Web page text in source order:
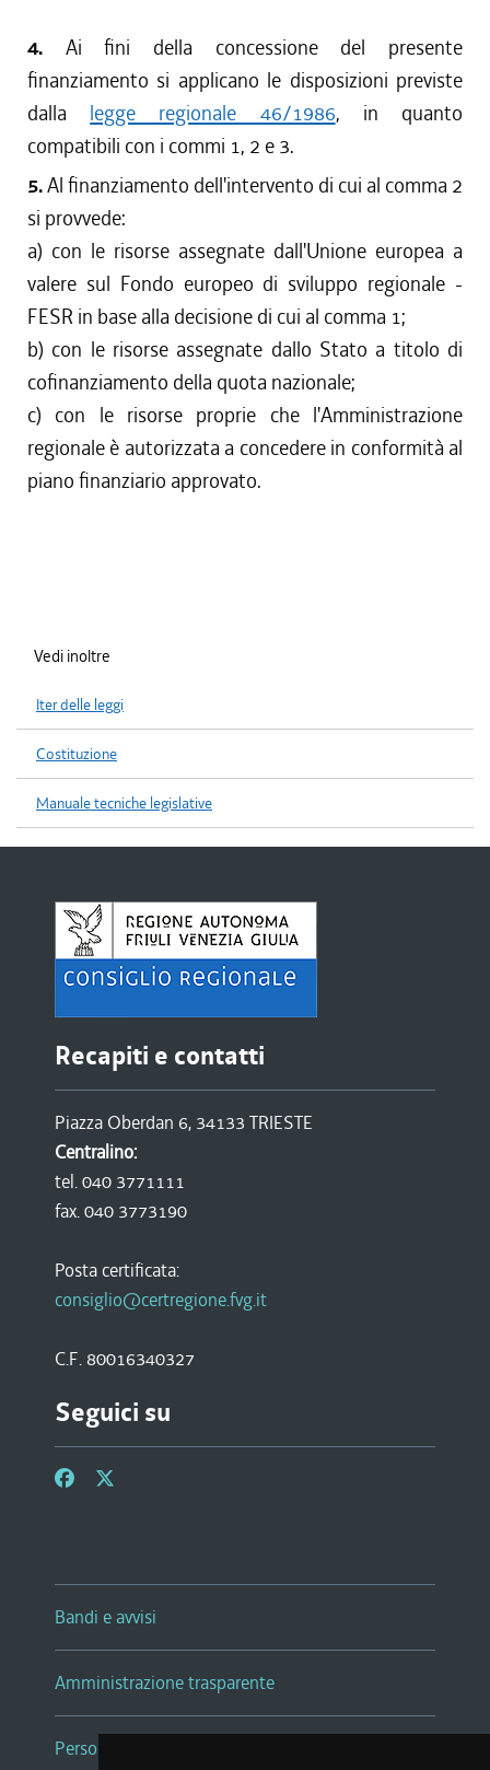
4. Ai fini della concessione del presente
finanziamento si applicano le disposizioni previste
dalla legge regionale 46/1986, in quanto
compatibili con i commi 1, 2 e 3.
5.Al finanziamento dell'intervento di cui al comma 2
si provvede:
a) con le risorse assegnate dall'Unione europea a
valere sul Fondo europeo di sviluppo regionale -
FESR in base alla decisione di cui al comma 1;
b) con le risorse assegnate dallo Stato a titolo di
cofinanziamento della quota nazionale;
c) con le risorse proprie che l'Amministrazione
regionale è autorizzata a concedere in conformità al
piano finanziario approvato.
Vedi inoltre
Iter delle leggi
Costituzione
Manuale tecniche legislative
Recapiti e contatti
Piazza Oberdan 6, 34133 TRIESTE
Centralino:
tel. 040 3771111
fax. 040 3773190
Posta certificata:
consiglio@certregione.fvg.it
C.F. 80016340327
Seguici su
Bandi e avvisi
Amministrazione trasparente
Persone e Uffici